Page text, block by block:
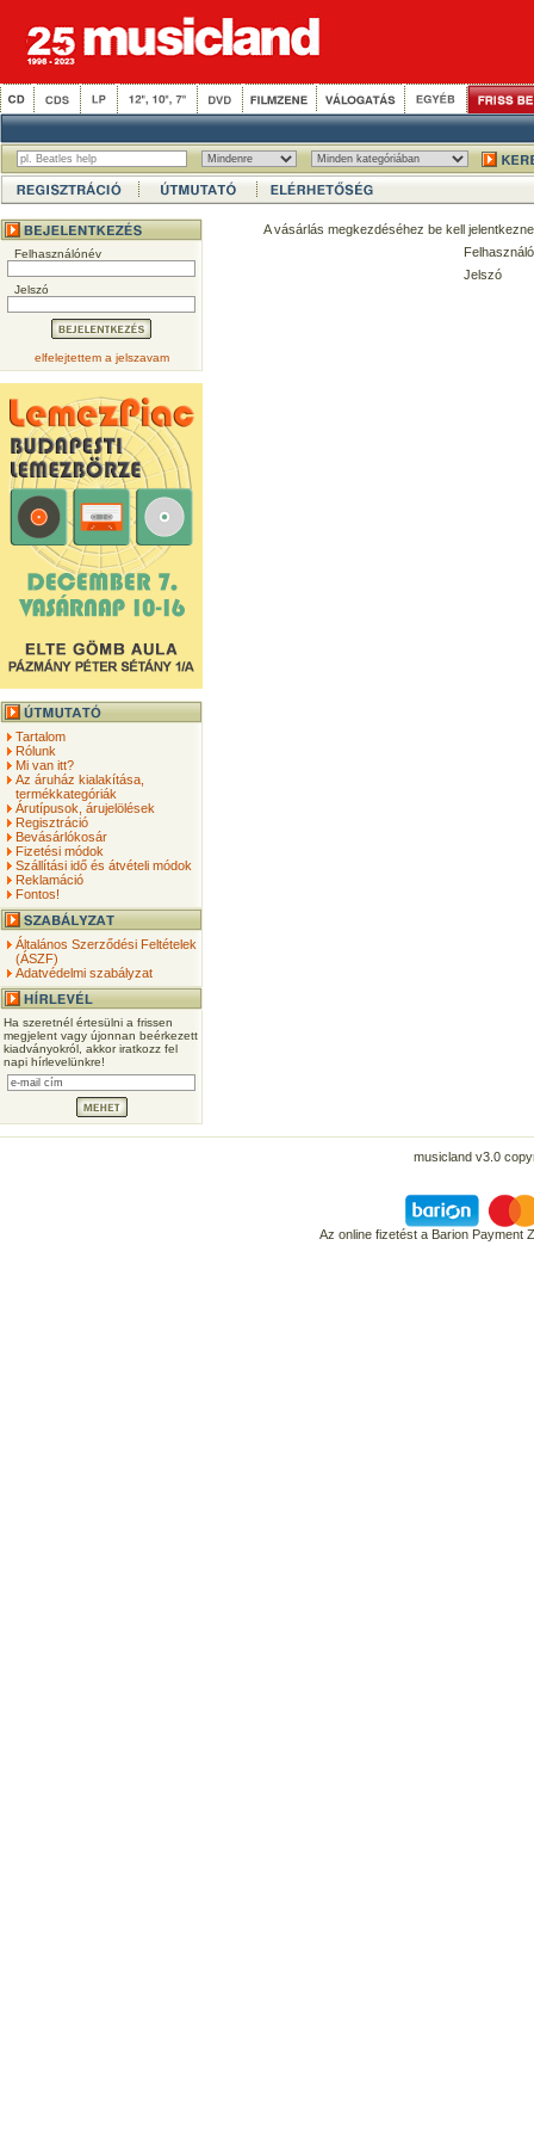
Felhasználónév
Jelszó
elfelejtettem a jelszavam
Tartalom
Rólunk
Mi van itt?
Az áruház kialakítása,
termékkategóriák
Árutípusok, árujelölések
Regisztráció
Bevásárlókosár
Fizetési módok
Szállítási idő és átvételi módok
Reklamáció
Fontos!
Általános Szerződési Feltételek
(ÁSZF)
Adatvédelmi szabályzat
Ha szeretnél értesülni a frissen
megjelent vagy újonnan beérkezett
kiadványokról, akkor iratkozz fel
napi hírlevelünkre!
A vásárlás megkezdéséhez be kell
Jelszó
musicland v3.0
Az online fizetést a Barion Payment